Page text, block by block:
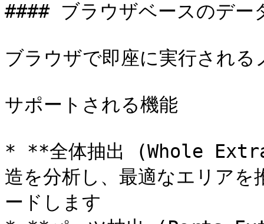
#### ブラウザベースのデー
ブラウザで即座に実行される
サポートされる機能
* **全体抽出 (Whole
造を分析し、最適なエリア
ードします